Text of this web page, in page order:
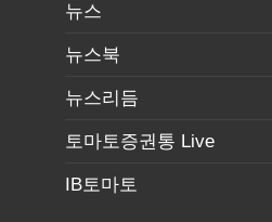
뉴스
뉴스북
뉴스리듬
토마토증권통 Live
IB토마토